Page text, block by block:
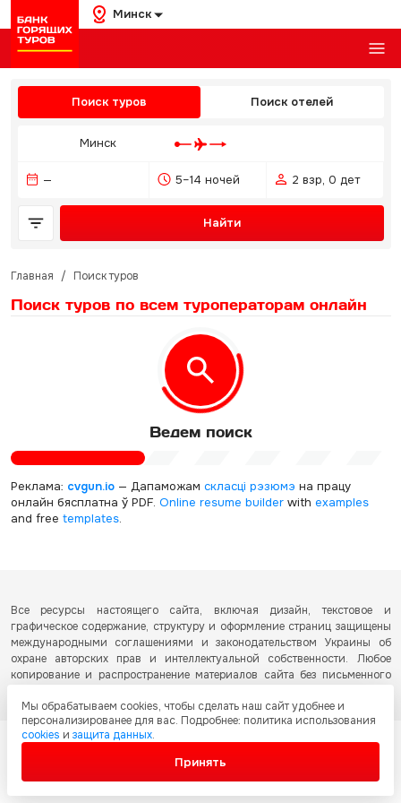
Минск
Поиск туров Поиск отелей
Минск
— 5–14 ночей 2 взр, 0 дет
Найти
Главная / Поиск туров
Поиск туров по всем туроператорам онлайн
Ведем поиск
Реклама: cvgun.io— Дапаможам скласці рэзюмэ на працу
онлайн бясплатна ў PDF. Online resume builderwith examples
and free templates.
Все ресурсы настоящего сайта, включая дизайн, текстовое и
графическое содержание, структуру и оформление страниц защищены
международными соглашениями и законодательством Украины об
охране авторских прав и интеллектуальной собственности. Любое
копирование и распространение материалов сайта без письменного
Мы обрабатываем cookies, чтобы сделать наш сайт удобнее и
персонализированее для вас. Подробнее: политика использования
cookies и защита данных.
Принять